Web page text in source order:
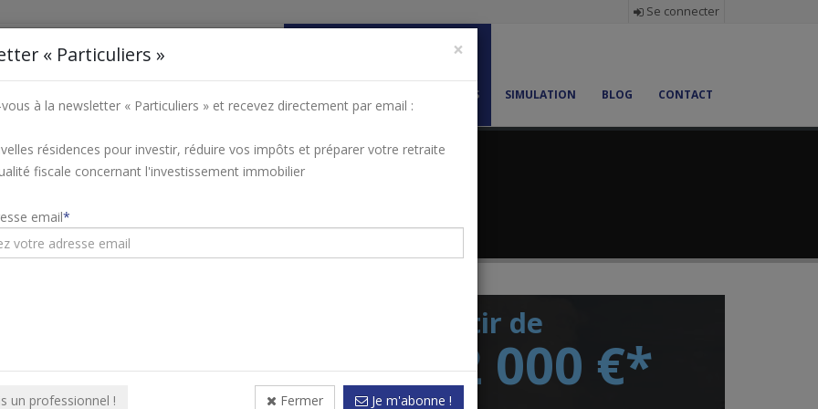
Se connecter
NOS PROGRAMMES IMMOBILIERS SIMULATION BLOG CONTACT
Nord Marcq-en-Barœul Programme LES JARDINS DE LA REINE
en-Barœul (Nord - 59)
À partir de
282 000 €*
×
« Particuliers »
à la newsletter « Particuliers » et recevez directement par email :
résidences pour investir, réduire vos impôts et préparer votre retraite
fiscale concernant l'investissement immobilier
email
un professionnel ! Fermer Je m'abonne !